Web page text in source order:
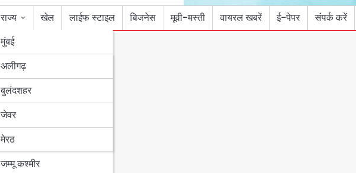
राज्य
मुंबई
उत्तर प्रदेश
अलीगढ़
बुलंदशहर
जेवर
मेरठ
बिहार
पंजाब
हरियाणा
जम्मू कश्मीर
खेल लाईफ स्टाइल बिजनेस मूवी-मस्ती वायरल खबरें ई-पेपर संपर्क करें